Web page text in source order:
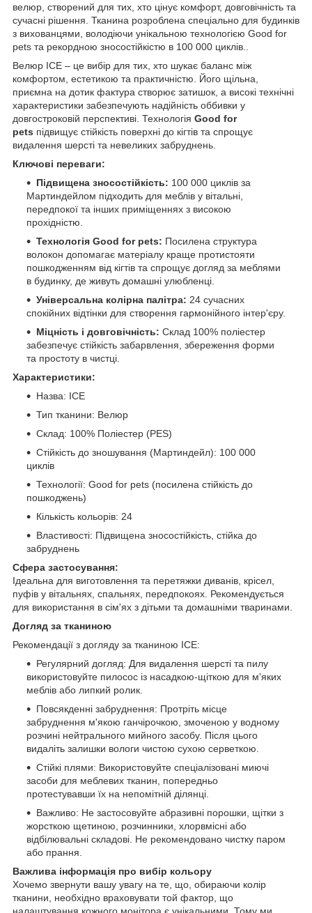
велюр, створений для тих, хто цінує комфорт, довговічність та
сучасні рішення. Тканина розроблена спеціально для будинків
з вихованцями, володіючи унікальною технологією Good for
pets та рекордною зносостійкістю в 100 000 циклів..
Велюр ICE – це вибір для тих, хто шукає баланс між
комфортом, естетикою та практичністю. Його щільна,
приємна на дотик фактура створює затишок, а високі технічні
характеристики забезпечують надійність оббивки у
довгостроковій перспективі. Технологія Good for
pets підвищує стійкість поверхні до кігтів та спрощує
видалення шерсті та невеликих забруднень.
Ключові переваги:
Підвищена зносостійкість: 100 000 циклів за
Мартиндейлом підходить для меблів у вітальні,
передпокої та інших приміщеннях з високою
прохідністю.
Технологія Good for pets: Посилена структура
волокон допомагає матеріалу краще протистояти
пошкодженням від кігтів та спрощує догляд за меблями
в будинку, де живуть домашні улюбленці.
Універсальна колірна палітра: 24 сучасних
спокійних відтінки для створення гармонійного інтер'єру.
Міцність і довговічність: Склад 100% поліестер
забезпечує стійкість забарвлення, збереження форми
та простоту в чистці.
Характеристики:
Назва: ICE
Тип тканини: Велюр
Склад: 100% Поліестер (PES)
Стійкість до зношування (Мартиндейл): 100 000
циклів
Технології: Good for pets (посилена стійкість до
пошкоджень)
Кількість кольорів: 24
Властивості: Підвищена зносостійкість, стійка до
забруднень
Сфера застосування:
Ідеальна для виготовлення та перетяжки диванів, крісел,
пуфів у вітальнях, спальнях, передпокоях. Рекомендується
для використання в сім'ях з дітьми та домашніми тваринами.
Догляд за тканиною
Рекомендації з догляду за тканиною ICE:
Регулярний догляд: Для видалення шерсті та пилу
використовуйте пилосос із насадкою-щіткою для м'яких
меблів або липкий ролик.
Повсякденні забруднення: Протріть місце
забруднення м'якою ганчірочкою, змоченою у водному
розчині нейтрального мийного засобу. Після цього
видаліть залишки вологи чистою сухою серветкою.
Стійкі плями: Використовуйте спеціалізовані миючі
засоби для меблевих тканин, попередньо
протестувавши їх на непомітній ділянці.
Важливо: Не застосовуйте абразивні порошки, щітки з
жорсткою щетиною, розчинники, хлорвмісні або
відбілювальні складові. Не рекомендовано чистку паром
або прання.
Важлива інформація про вибір кольору
Хочемо звернути вашу увагу на те, що, обираючи колір
тканини, необхідно враховувати той фактор, що
налаштування кожного монітора є унікальними. Тому ми